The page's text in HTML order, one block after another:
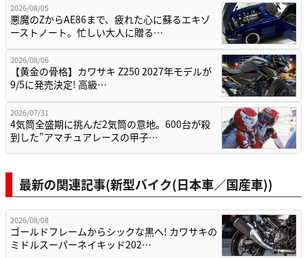
2026/08/05
悪魔のZからAE86まで、疲れた心に蘇るエキゾ
ーストノート。忙しい大人に贈る…
2026/08/06
【黄金の骨格】カワサキ Z250 2027年モデルが
9/5に発売決定! 高級…
2026/07/31
4気筒全盛期に挑んだ2気筒の意地。600台が殺
到した”アマチュアレースの甲子…
最新の関連記事(新型バイク(日本車／国産車))
2026/08/08
ゴールドフレームからシックな黒へ! カワサキの
ミドルスーパーネイキッド202…